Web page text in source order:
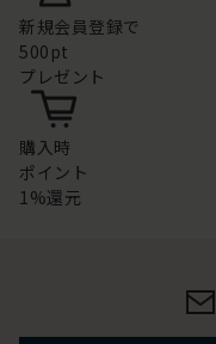
新規会員登録で
500pt
プレゼント
購入時
ポイント
1%還元